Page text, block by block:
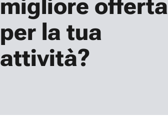
per la tua
attività?